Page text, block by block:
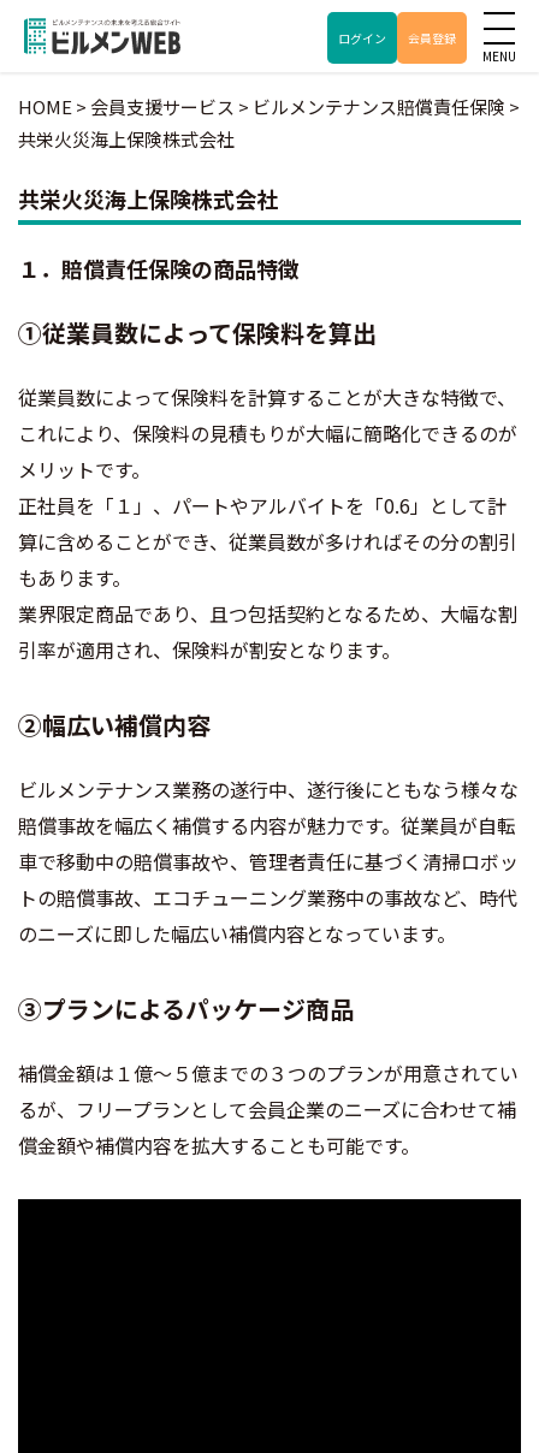
ログイン 会員登録
HOME > 会員支援サービス > ビルメンテナンス賠償責任保険 >
共栄火災海上保険株式会社​
共栄火災海上保険株式会社​
１．賠償責任保険の商品特徴​
①従業員数によって保険料を算出​
従業員数によって保険料を計算することが大きな特徴で、
これにより、保険料の見積もりが大幅に簡略化できるのが
メリットです。​
正社員を「１」、パートやアルバイトを「0.6」として計
算に含めることができ、従業員数が多ければその分の割引
もあります。​
業界限定商品であり、且つ包括契約となるため、大幅な割
引率が適用され、保険料が割安となります。
②幅広い補償内容​
ビルメンテナンス業務の遂行中、遂行後にともなう様々な
賠償事故を幅広く補償する内容が魅力です。従業員が自転
車で移動中の賠償事故や、管理者責任に基づく清掃ロボッ
トの賠償事故、エコチューニング業務中の事故など、時代
のニーズに即した幅広い補償内容となっています。​
③プランによるパッケージ商品​
補償金額は１億〜５億までの３つのプランが用意されてい
るが、フリープランとして会員企業のニーズに合わせて補
償金額や補償内容を拡大することも可能です。​